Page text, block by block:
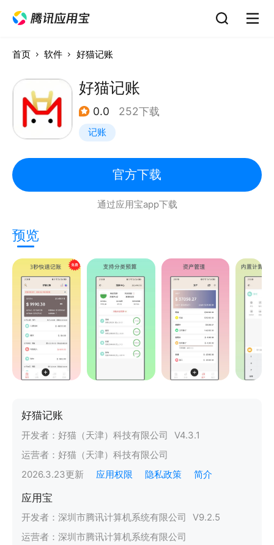
首页 软件 好猫记账
好猫记账
0.0 252下载
记账
官方下载
通过应用宝app下载
预览
好猫记账
开发者： 好猫（天津）科技有限公司 V4.3.1
运营者： 好猫（天津）科技有限公司
2026.3.23更新 应用权限 隐私政策 简介
应用宝
开发者： 深圳市腾讯计算机系统有限公司 V9.2.5
运营者： 深圳市腾讯计算机系统有限公司